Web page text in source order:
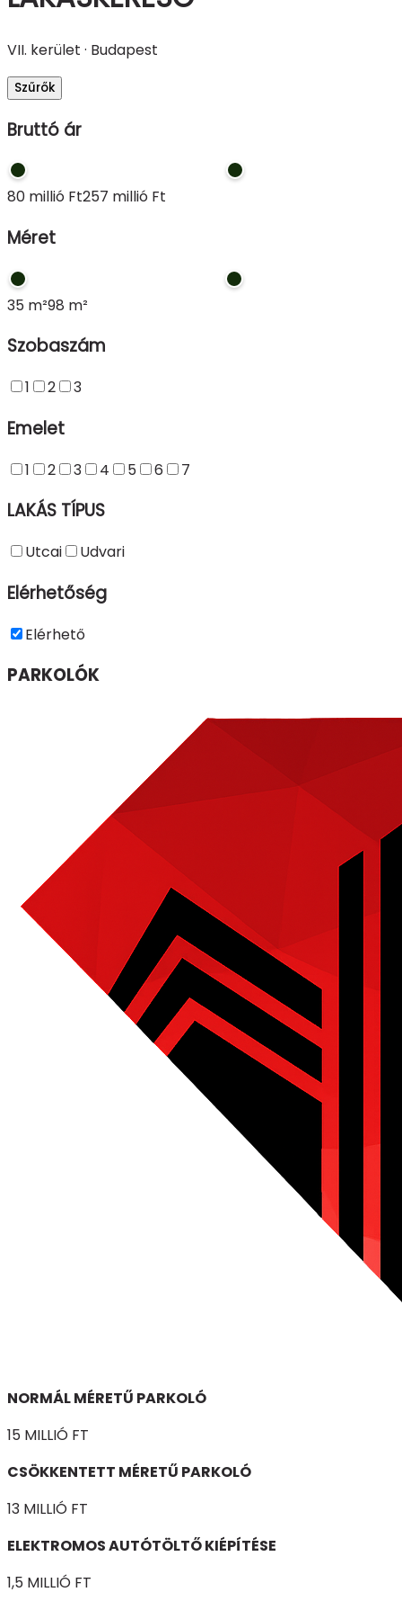
VII. kerület · Budapest
Szűrők
Bruttó ár
80 millió Ft257 millió Ft
Méret
35 m²98 m²
Szobaszám
1 2 3
Emelet
1 2 3 4 5 6 7
LAKÁS TÍPUS
Utcai Udvari
Elérhetőség
Elérhető
PARKOLÓK
NORMÁL MÉRETŰ PARKOLÓ
15 MILLIÓ FT
CSÖKKENTETT MÉRETŰ PARKOLÓ
13 MILLIÓ FT
ELEKTROMOS AUTÓTÖLTŐ KIÉPÍTÉSE
1,5 MILLIÓ FT